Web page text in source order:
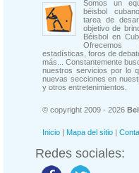
Somos un
béisbol
tarea de
objetivo de
Béisbol en
Ofrecemos
estadísticas, foros de
más... Constantemente
nuestros servicios por lo
nuevas secciones en
y otros entretenimientos.
© copyright 2009 - 2026
Inicio | Mapa del sitio |
Redes sociales: